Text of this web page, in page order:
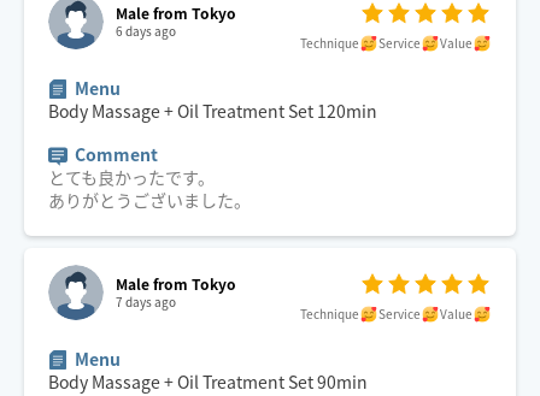
Male from Tokyo
6 days ago
Technique Service Value
Menu
Body Massage + Oil Treatment Set 120min
Comment
とても良かったです。
ありがとうございました。
Male from Tokyo
7 days ago
Technique Service Value
Menu
Body Massage + Oil Treatment Set90min